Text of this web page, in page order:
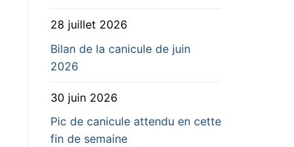
28 juillet 2026
Bilan de la canicule de juin
2026
30 juin 2026
Pic de canicule attendu en cette
fin de semaine